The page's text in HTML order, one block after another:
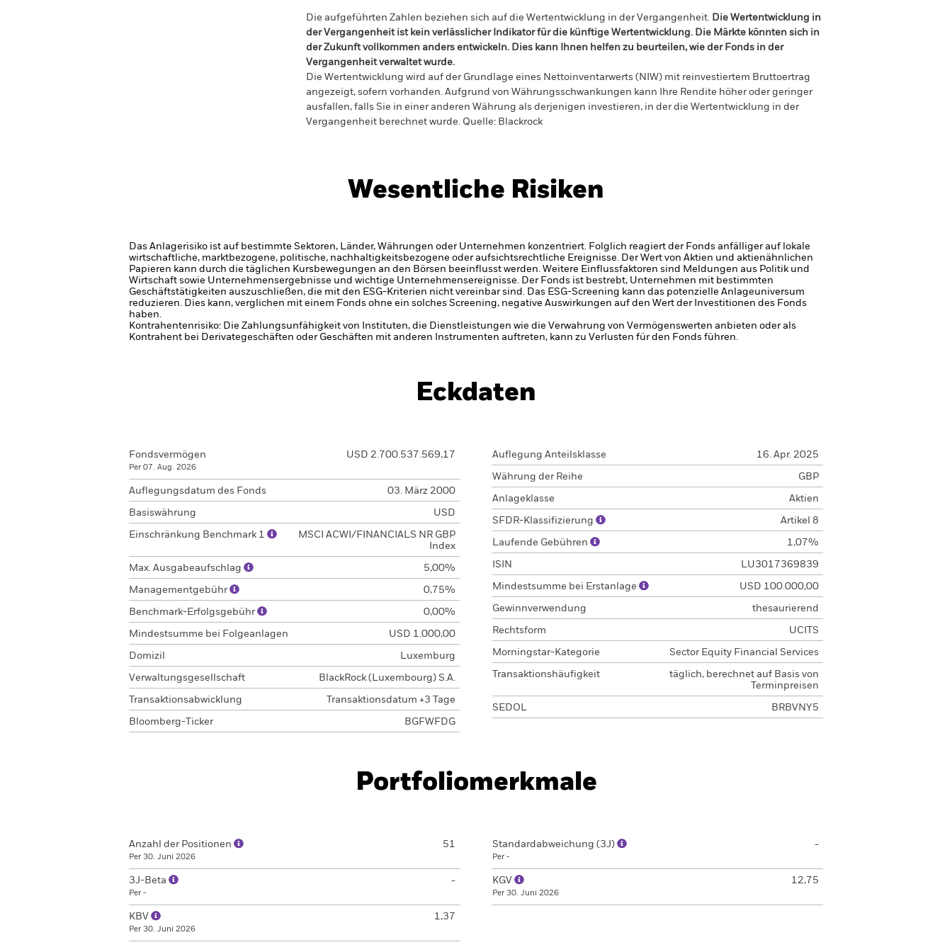
Die aufgeführten Zahlen beziehen sich auf die Wertentwicklung in der Vergangenheit. Die Wertentwicklung in
der Vergangenheit ist kein verlässlicher Indikator für die künftige Wertentwicklung. Die Märkte könnten sich in
der Zukunft vollkommen anders entwickeln. Dies kann Ihnen helfen zu beurteilen, wie der Fonds in der
Vergangenheit verwaltet wurde.
Die Wertentwicklung wird auf der Grundlage eines Nettoinventarwerts (NIW) mit reinvestiertem Bruttoertrag
angezeigt, sofern vorhanden. Aufgrund von Währungsschwankungen kann Ihre Rendite höher oder geringer
ausfallen, falls Sie in einer anderen Währung als derjenigen investieren, in der die Wertentwicklung in der
Vergangenheit berechnet wurde. Quelle: Blackrock
Wesentliche Risiken
Das Anlagerisiko ist auf bestimmte Sektoren, Länder, Währungen oder Unternehmen konzentriert. Folglich reagiert der Fonds anfälliger auf lokale
wirtschaftliche, marktbezogene, politische, nachhaltigkeitsbezogene oder aufsichtsrechtliche Ereignisse. Der Wert von Aktien und aktienähnlichen
Papieren kann durch die täglichen Kursbewegungen an den Börsen beeinflusst werden. Weitere Einflussfaktoren sind Meldungen aus Politik und
Wirtschaft sowie Unternehmensergebnisse und wichtige Unternehmensereignisse. Der Fonds ist bestrebt, Unternehmen mit bestimmten
Geschäftstätigkeiten auszuschließen, die mit den ESG-Kriterien nicht vereinbar sind. Das ESG-Screening kann das potenzielle Anlageuniversum
reduzieren. Dies kann, verglichen mit einem Fonds ohne ein solches Screening, negative Auswirkungen auf den Wert der Investitionen des Fonds
haben.
Kontrahentenrisiko: Die Zahlungsunfähigkeit von Instituten, die Dienstleistungen wie die Verwahrung von Vermögenswerten anbieten oder als
Kontrahent bei Derivategeschäften oder Geschäften mit anderen Instrumenten auftreten, kann zu Verlusten für den Fonds führen.
Eckdaten
Fondsvermögen
Per 07. Aug. 2026
USD 2.700.537.569,17
Auflegungsdatum des Fonds 03. März 2000
Basiswährung USD
Einschränkung Benchmark 1
MSCI ACWI/FINANCIALS NR GBP
Index
Max. Ausgabeaufschlag 5,00%
Managementgebühr 0,75%
Benchmark-Erfolgsgebühr 0,00%
Mindestsumme bei Folgeanlagen USD 1.000,00
Domizil Luxemburg
Verwaltungsgesellschaft BlackRock (Luxembourg) S.A.
Transaktionsabwicklung Transaktionsdatum +3 Tage
Bloomberg-Ticker BGFWFDG
Auflegung Anteilsklasse 16. Apr. 2025
Währung der Reihe GBP
Anlageklasse Aktien
SFDR-Klassifizierung Artikel 8
Laufende Gebühren 1,07%
ISIN LU3017369839
Mindestsumme bei Erstanlage USD 100.000,00
Gewinnverwendung thesaurierend
Rechtsform UCITS
Morningstar-Kategorie Sector Equity Financial Services
Transaktionshäufigkeit
täglich, berechnet auf Basis von
Terminpreisen
SEDOL BRBVNY5
Portfoliomerkmale
Anzahl der Positionen
Per 30. Juni 2026
51
3J-Beta
Per -
-
KBV
Per 30. Juni 2026
1,37
Standardabweichung (3J)
Per -
-
KGV
Per 30. Juni 2026
12,75